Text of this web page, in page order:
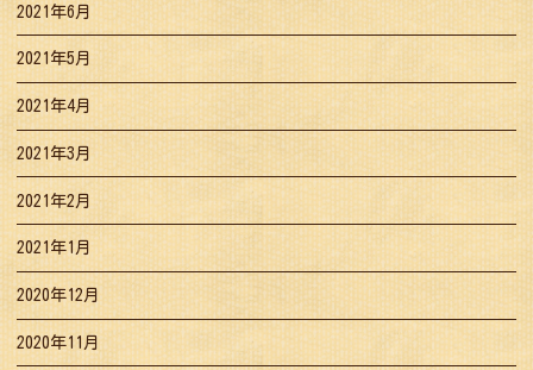
2021年6月
2021年5月
2021年4月
2021年3月
2021年2月
2021年1月
2020年12月
2020年11月